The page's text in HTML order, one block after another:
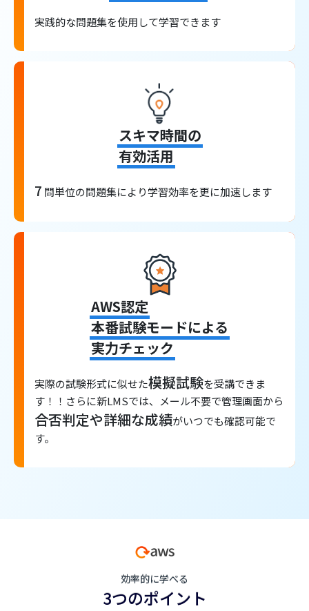
実践的な問題集を使用して学習できます
スキマ時間の
有効活用
7 問単位の問題集により学習効率を更に加速します
AWS認定
本番試験モードによる
実力チェック
実際の試験形式に似せた模擬試験を受講できま
す！！さらに新LMSでは、メール不要で管理画面から
合否判定や詳細な成績がいつでも確認可能で
す。
効率的に学べる
3つのポイント